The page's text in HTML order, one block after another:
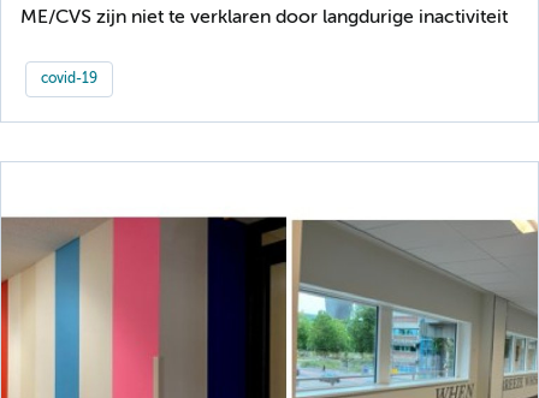
ME/CVS zijn niet te verklaren door langdurige inactiviteit
covid-19